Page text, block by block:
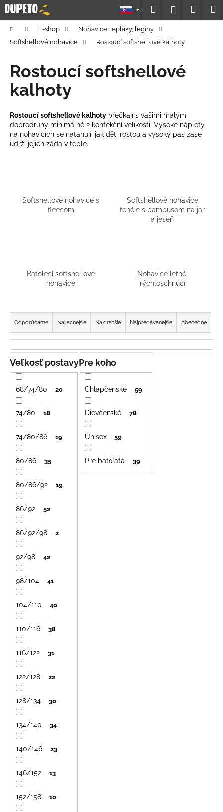
Prejsť
na
obsah
Hľadať
DomovE-shop
Nohavice, tepláky, legíny
Softshellové nohavice
Rostoucí softshellové kalhoty
Rostoucí softshellové
kalhoty
Rostoucí softshellové kalhoty přečkají s vašimi malými
dobrodruhy minimálně 2 konfekční velikosti. Vysoké náplety
na nohavicích se natahují, jak děti rostou a vysoký pas zase
udrží jejich záda v teple.
Softshellové nohavice s
fleecom
Softshellové nohavice
tenčie s bambusom na jar
a jeseň
Batolecí softshellové
nohavice
Nohavice letné,
rýchloschnúcí
R
a
d
e
n
i
e
p
o
d
u
o
Odporúčame Najlacnejšie Najdrahšie Najpredávanejšie Abecedne
Pre koho
Chlapčenské 59
Dievčenské 78
Unisex 59
Pre batoľatá 39
Veľkosť postavy
68/74/80 20
74/80 18
74/80/86 19
80/86 35
80/86/92 19
86/92 52
86/92/98 2
92/98 42
98/104 41
104/110 40
110/116 38
116/122 31
122/128 22
128/134 30
134/140 34
140/146 23
146/152 13
152/158 10
K
o
o
p
o
r
e
b
HĽADAŤ
O
d
p
m
DETSKÝ
LETNÝ
KLOBÚČIK
UV
30
UŠKAMI
BIELY
€16